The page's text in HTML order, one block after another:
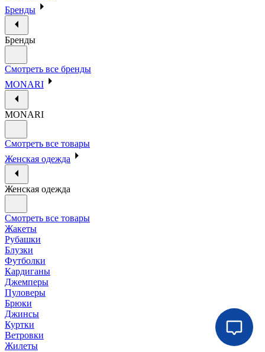
Бренды
Бренды
Смотреть все бренды
MONARI
MONARI
Смотреть все товары
Женская одежда
Женская одежда
Смотреть все товары
Жакеты
Рубашки
Блузки
Футболки
Кардиганы
Джемперы
Пуловеры
Брюки
Джинсы
Куртки
Ветровки
Жилеты